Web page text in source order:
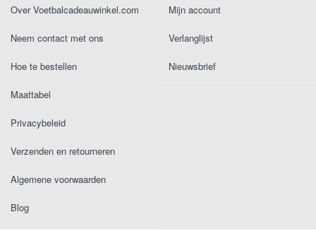
Over Voetbalcadeauwinkel.com
Neem contact met ons
Hoe te bestellen
Maattabel
Privacybeleid
Verzenden en retourneren
Algemene voorwaarden
Blog
Mijn account
Verlanglijst
Nieuwsbrief